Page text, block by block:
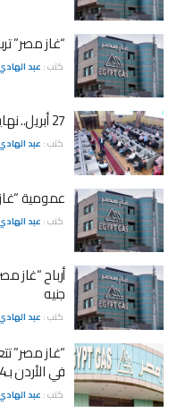
“غاز مصر” تربح 196.3 مليون جنيه في
كتب : عبد
27 أبريل.. نهاية حق توزيع 0.5 جنيه لسهم “غاز مصر”
كتب : عبد
عمومية “غاز
كتب : عبد
جنيه
كتب : عبد
في الأردن بـ9.4 مليون دولار
كتب : عبد